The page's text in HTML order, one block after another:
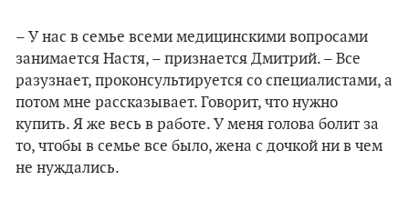
– У нас в семье всеми медицинскими вопросами
занимается Настя, – признается Дмитрий. – Все
разузнает, проконсультируется со специалистами, а
потом мне рассказывает. Говорит, что нужно
купить. Я же весь в работе. У меня голова болит за
то, чтобы в семье все было, жена с дочкой ни в чем
не нуждались.